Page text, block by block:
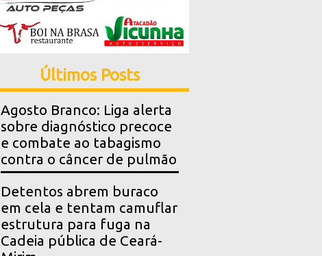
Últimos Posts
Agosto Branco: Liga alerta
sobre diagnóstico precoce
e combate ao tabagismo
contra o câncer de pulmão
Detentos abrem buraco
em cela e tentam camuflar
estrutura para fuga na
Cadeia pública de Ceará-